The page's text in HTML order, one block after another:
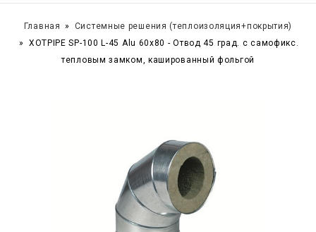
Главная
Системные решения (теплоизоляция+покрытия)
XOTPIPE SP-100 L-45 Alu 60x80 - Отвод 45 град. c самофикс.
тепловым замком, кашированный фольгой